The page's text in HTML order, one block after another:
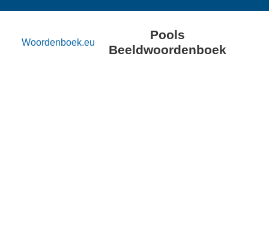
Woordenboek.eu
Pools
Beeldwoordenboek